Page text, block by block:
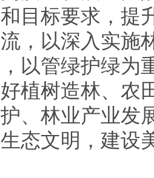
目标要求，提
，以深入实施
以管绿护绿为
植树造林、农
、林业产业发
态文明，建设